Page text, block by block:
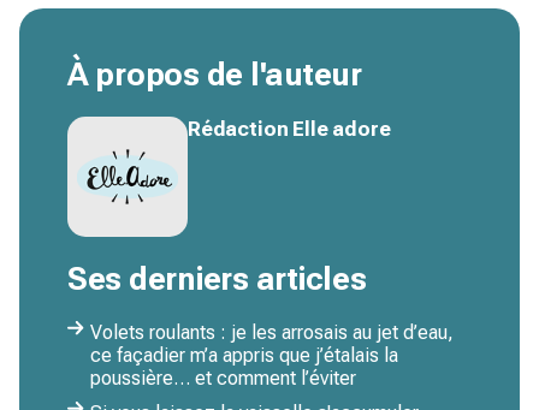
À propos de l'auteur
Rédaction Elle adore
Ses derniers articles
Volets roulants : je les arrosais au jet d’eau,
ce façadier m’a appris que j’étalais la
poussière… et comment l’éviter